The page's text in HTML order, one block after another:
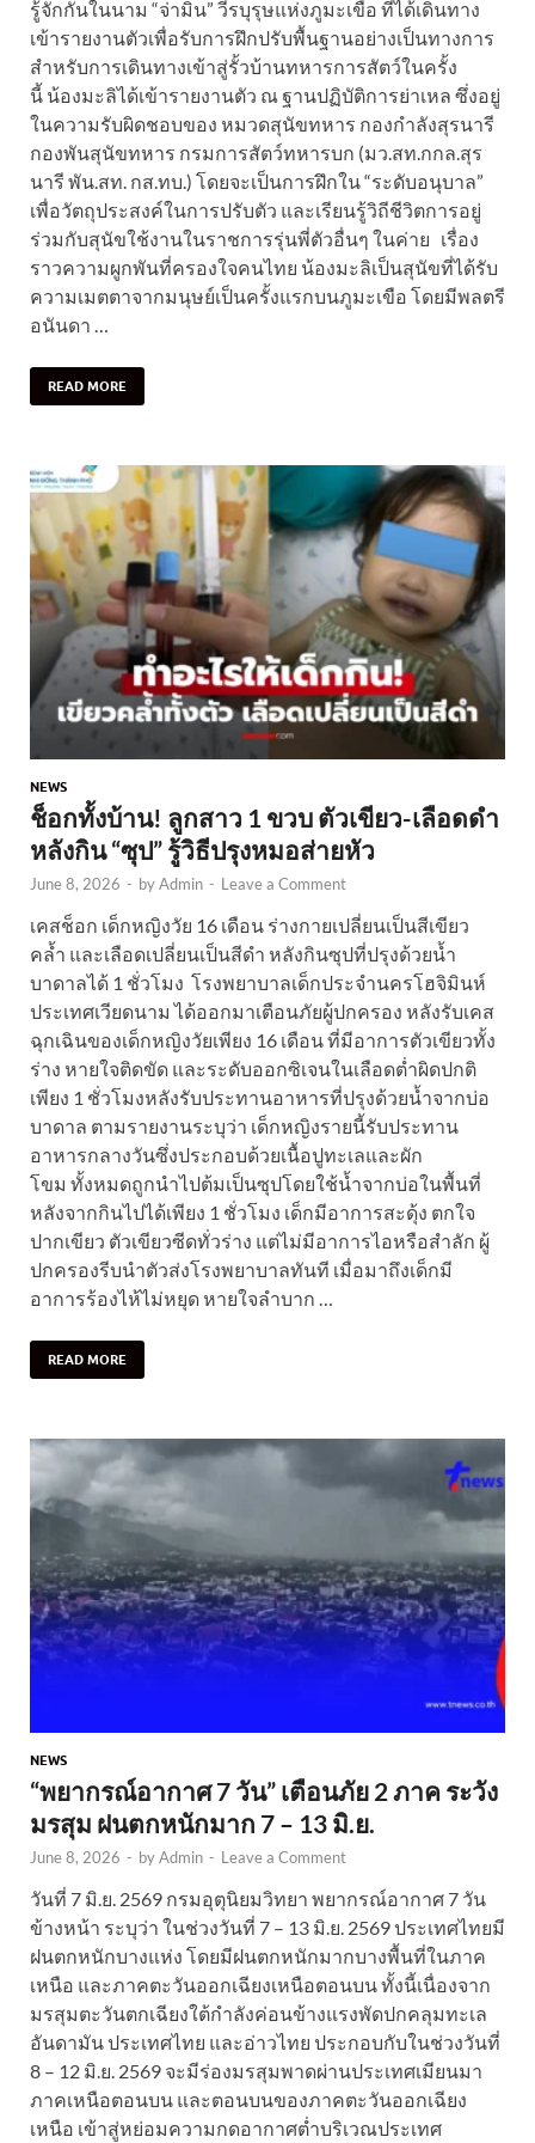
รู้จักกันในนาม “จ่ามิน” วีรบุรุษแห่งภูมะเขือ ที่ได้เดินทาง
เข้ารายงานตัวเพื่อรับการฝึกปรับพื้นฐานอย่างเป็นทางการ
สำหรับการเดินทางเข้าสู่รั้วบ้านทหารการสัตว์ในครั้ง
นี้ น้องมะลิได้เข้ารายงานตัว ณ ฐานปฏิบัติการย่าเหล ซึ่งอยู่
ในความรับผิดชอบของ หมวดสุนัขทหาร กองกำลังสุรนารี
กองพันสุนัขทหาร กรมการสัตว์ทหารบก (มว.สท.กกล.สุร
นารี พัน.สท. กส.ทบ.) โดยจะเป็นการฝึกใน “ระดับอนุบาล”
เพื่อวัตถุประสงค์ในการปรับตัว และเรียนรู้วิถีชีวิตการอยู่
ร่วมกับสุนัขใช้งานในราชการรุ่นพี่ตัวอื่นๆ ในค่าย เรื่อง
ราวความผูกพันที่ครองใจคนไทย น้องมะลิเป็นสุนัขที่ได้รับ
ความเมตตาจากมนุษย์เป็นครั้งแรกบนภูมะเขือ โดยมีพลตรี
อนันดา …
READ MORE
NEWS
ช็อกทั้งบ้าน! ลูกสาว 1 ขวบ ตัวเขียว-เลือดดำ
หลังกิน “ซุป” รู้วิธีปรุงหมอส่ายหัว
June 8, 2026 - byAdmin - Leave a Comment
เคสช็อก เด็กหญิงวัย 16 เดือน ร่างกายเปลี่ยนเป็นสีเขียว
คล้ำ และเลือดเปลี่ยนเป็นสีดำ หลังกินซุปที่ปรุงด้วยน้ำ
บาดาลได้ 1 ชั่วโมง โรงพยาบาลเด็กประจำนครโฮจิมินห์
ประเทศเวียดนาม ได้ออกมาเตือนภัยผู้ปกครอง หลังรับเคส
ฉุกเฉินของเด็กหญิงวัยเพียง 16 เดือน ที่มีอาการตัวเขียวทั้ง
ร่าง หายใจติดขัด และระดับออกซิเจนในเลือดต่ำผิดปกติ
เพียง 1 ชั่วโมงหลังรับประทานอาหารที่ปรุงด้วยน้ำจากบ่อ
บาดาล ตามรายงานระบุว่า เด็กหญิงรายนี้รับประทาน
อาหารกลางวันซึ่งประกอบด้วยเนื้อปูทะเลและผัก
โขม ทั้งหมดถูกนำไปต้มเป็นซุปโดยใช้น้ำจากบ่อในพื้นที่
หลังจากกินไปได้เพียง 1 ชั่วโมง เด็กมีอาการสะดุ้ง ตกใจ
ปากเขียว ตัวเขียวซีดทั่วร่าง แต่ไม่มีอาการไอหรือสำลัก ผู้
ปกครองรีบนำตัวส่งโรงพยาบาลทันที เมื่อมาถึงเด็กมี
อาการร้องไห้ไม่หยุด หายใจลำบาก …
READ MORE
NEWS
“พยากรณ์อากาศ 7 วัน” เตือนภัย 2 ภาค ระวัง
มรสุม ฝนตกหนักมาก 7 – 13 มิ.ย.
June 8, 2026 - byAdmin - Leave a Comment
วันที่ 7 มิ.ย. 2569 กรมอุตุนิยมวิทยา พยากรณ์อากาศ 7 วัน
ข้างหน้า ระบุว่า ในช่วงวันที่ 7 – 13 มิ.ย. 2569 ประเทศไทยมี
ฝนตกหนักบางแห่ง โดยมีฝนตกหนักมากบางพื้นที่ในภาค
เหนือ และภาคตะวันออกเฉียงเหนือตอนบน ทั้งนี้เนื่องจาก
มรสุมตะวันตกเฉียงใต้กำลังค่อนข้างแรงพัดปกคลุมทะเล
อันดามัน ประเทศไทย และอ่าวไทย ประกอบกับในช่วงวันที่
8 – 12 มิ.ย. 2569 จะมีร่องมรสุมพาดผ่านประเทศเมียนมา
ภาคเหนือตอนบน และตอนบนของภาคตะวันออกเฉียง
เหนือ เข้าสู่หย่อมความกดอากาศต่ำบริเวณประเทศ